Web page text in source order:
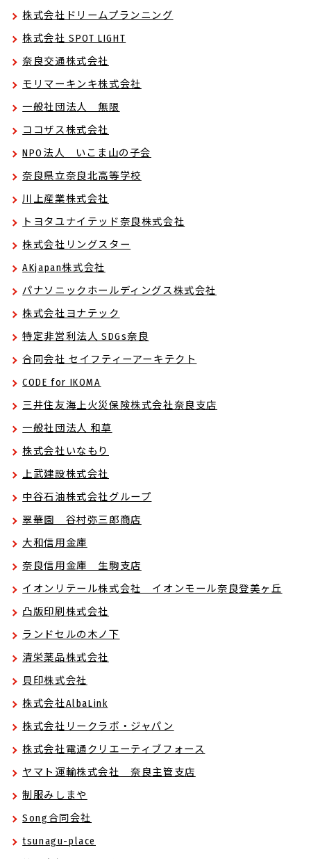
株式会社ドリームプランニング
株式会社 SPOT LIGHT
奈良交通株式会社
モリマーキンキ株式会社
一般社団法人 無限
ココザス株式会社
NPO法人 いこま山の子会
奈良県立奈良北高等学校
川上産業株式会社
トヨタユナイテッド奈良株式会社
株式会社リングスター
AKjapan株式会社
パナソニックホールディングス株式会社
株式会社ヨナテック
特定非営利法人 SDGs奈良
合同会社 セイフティーアーキテクト
CODE for IKOMA
三井住友海上火災保険株式会社奈良支店
一般社団法人 和草
株式会社いなもり
上武建設株式会社
中谷石油株式会社グループ
翠華園 谷村弥三郎商店
大和信用金庫
奈良信用金庫 生駒支店
イオンリテール株式会社 イオンモール奈良登美ヶ丘
凸版印刷株式会社
ランドセルの木ノ下
清栄薬品株式会社
貝印株式会社
株式会社AlbaLink
株式会社リークラボ・ジャパン
株式会社電通クリエーティブフォース
ヤマト運輸株式会社 奈良主管支店
制服みしまや
Song合同会社
tsunagu-place